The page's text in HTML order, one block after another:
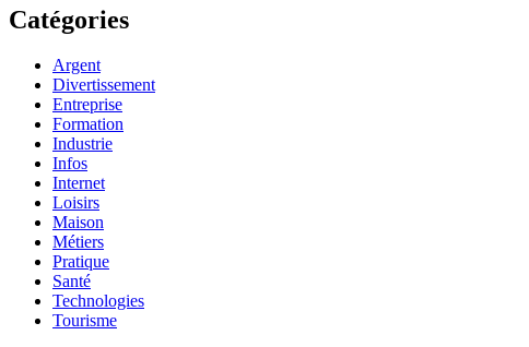
Catégories
Argent
Divertissement
Entreprise
Formation
Industrie
Infos
Internet
Loisirs
Maison
Métiers
Pratique
Santé
Technologies
Tourisme